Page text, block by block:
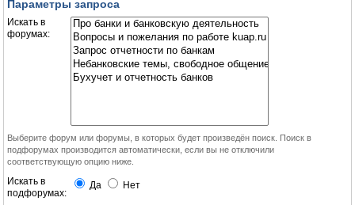
Параметры запроса
Искать в
форумах:
Выберите форум или форумы, в которых будет произведён поиск. Поиск в
подфорумах производится автоматически, если вы не отключили
соответствующую опцию ниже.
Искать в
подфорумах:
Да Нет